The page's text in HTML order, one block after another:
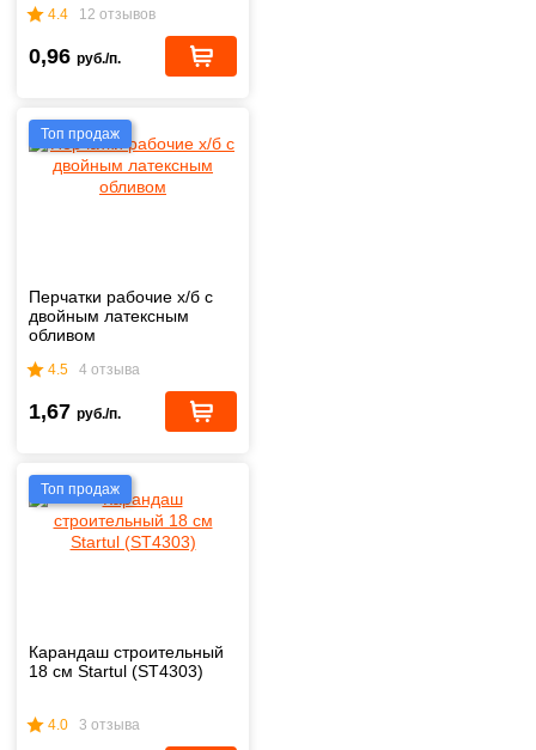
4.4 12 отзывов
0,96 руб./п.
Топ продаж
Перчатки рабочие х/б с
двойным латексным
обливом
4.5 4 отзыва
1,67 руб./п.
Топ продаж
Карандаш строительный
18 см Startul (ST4303)
4.0 3 отзыва